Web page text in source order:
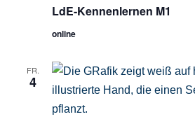
LdE-Kennenlernen M1
online
FR.
4